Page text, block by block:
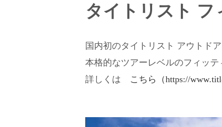
タイトリスト フ
国内初のタイトリスト アウトド
本格的なツアーレベルのフィッ
詳しくは こちら（https://